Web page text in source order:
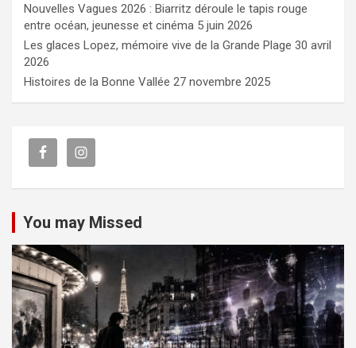
Nouvelles Vagues 2026 : Biarritz déroule le tapis rouge
entre océan, jeunesse et cinéma 5 juin 2026
Les glaces Lopez, mémoire vive de la Grande Plage 30 avril
2026
Histoires de la Bonne Vallée 27 novembre 2025
You may Missed